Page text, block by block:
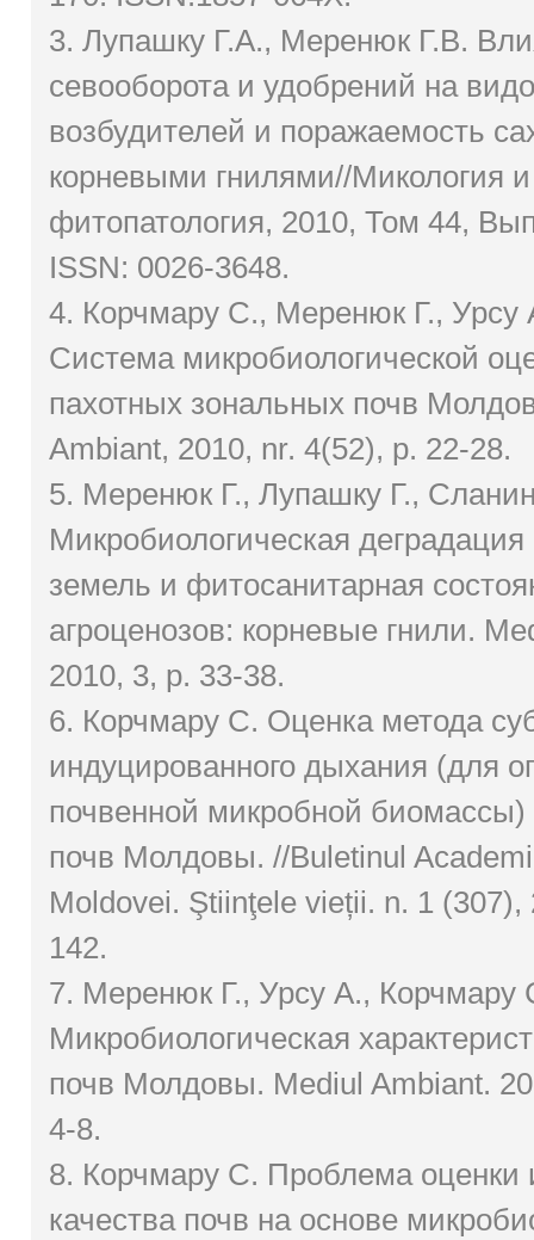
3. Лупашку Г.А., Меренюк Г.В.
севооборота и удобрений на
возбудителей и поражаемость
корневыми гнилями//Микология и
фитопатология, 2010, Том 44,
ISSN: 0026-3648.
4. Корчмару С., Меренюк Г., Урсу
Cистема микробиологической
пахотных зональных почв
Ambiant, 2010, nr. 4(52), p. 22-28.
5. Меренюк Г., Лупашку Г.,
Микробиологическая
земель и фитосанитарная
агроценозов: корневые гнили.
2010, 3, p. 33-38.
6. Корчмару C. Оценка метода
индуцированного дыхания (для
почвенной микробной
почв Молдовы. //Buletinul
Moldovei. Ştiinţele vieții. n. 1 (307),
142.
7. Меренюк Г., Урсу А., Корчмару
Микробиологическая
почв Молдовы. Mediul Ambiant.
4-8.
8. Корчмару C. Проблема оценки
качества почв на основе